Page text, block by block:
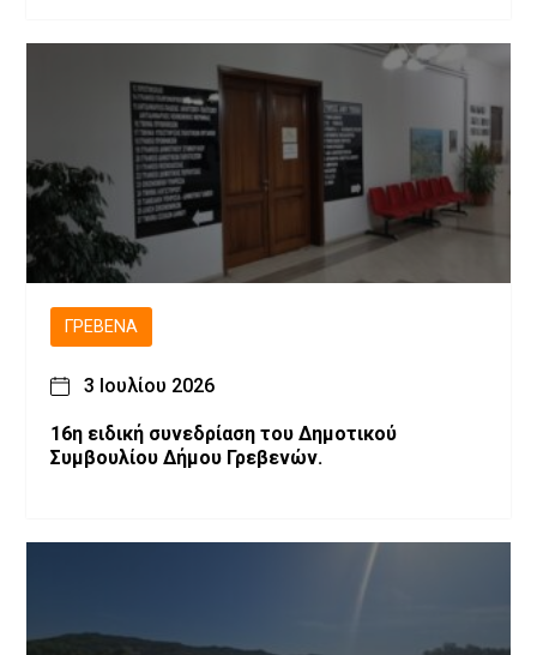
ΓΡΕΒΕΝΆ
3 Ιουλίου 2026
16η ειδική συνεδρίαση του Δημοτικού
Συμβουλίου Δήμου Γρεβενών.